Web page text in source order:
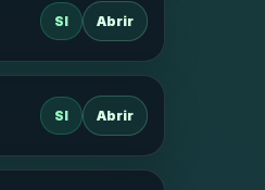
SI Abrir
SI Abrir